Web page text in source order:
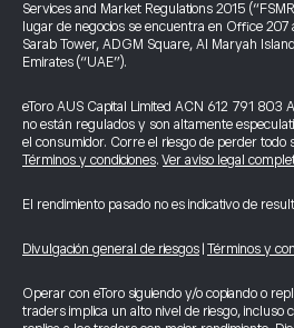
Services and Market Regulations 2015
lugar de negocios se encuentra en Office
Sarab Tower, ADGM Square, Al Maryah
Emirates (“UAE”).
eToro AUS Capital Limited ACN 612 791 803
no están regulados y son altamente
el consumidor. Corre el riesgo de perder todo
Términos y condiciones.Ver aviso legal
El rendimiento pasado no es indicativo de
Divulgación general de riesgos Términos y
Operar con eToro siguiendo y/o copiando o
traders implica un alto nivel de riesgo, incluso